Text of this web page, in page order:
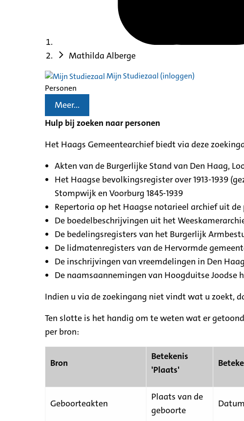
Mathilda Alberge
Mijn Studiezaal (inloggen)
Personen
Meer...
Hulp bij zoeken naar personen
Het Haags Gemeentearchief biedt via deze
Akten van de Burgerlijke Stand van Den Haag,
Het Haagse bevolkingsregister over 1913-1939
Stompwijk en Voorburg 1845-1939
Repertoria op het Haagse notarieel archief uit de
De boedelbeschrijvingen uit het
De bedelingsregisters van het Burgerlijk
De lidmatenregisters van de Hervormde
De inschrijvingen van vreemdelingen in Den Haag,
De naamsaannemingen van Hoogduitse Joodse
Indien u via de zoekingang niet vindt wat u zoekt,
Ten slotte is het handig om te weten wat er
per bron:
Bron
Betekenis
'Plaats'
Geboorteakten
Plaats van de
geboorte